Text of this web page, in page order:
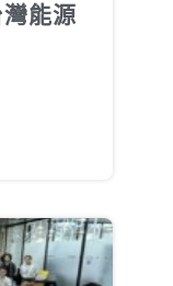
能源